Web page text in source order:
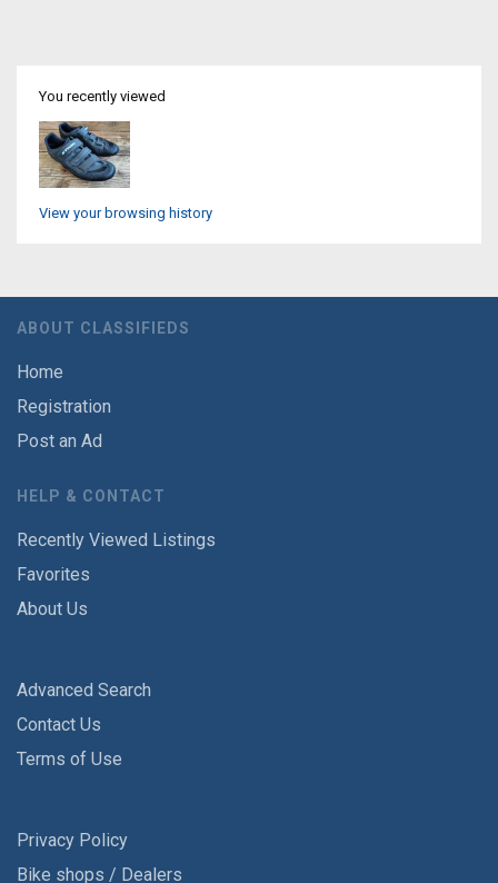
You recently viewed
View your browsing history
ABOUT CLASSIFIEDS
Home
Registration
Post an Ad
HELP & CONTACT
Recently Viewed Listings
Favorites
About Us
Advanced Search
Contact Us
Terms of Use
Privacy Policy
Bike shops / Dealers